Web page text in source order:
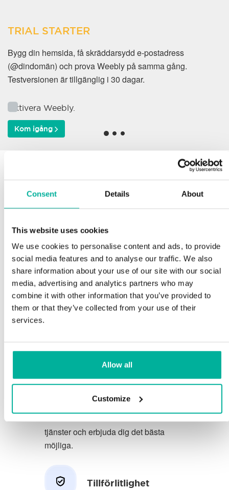
Consent Details About
This website uses cookies
We use cookies to personalise content and ads, to provide
social media features and to analyse our traffic. We also
share information about your use of our site with our social
media, advertising and analytics partners who may
combine it with other information that you’ve provided to
them or that they’ve collected from your use of their
services.
Allow all
Customize
TRIAL STARTER
Bygg din hemsida, få skräddarsydd e-postadress
(@dindomän) och prova Weebly på samma gång.
Testversionen är tillgänglig i 30 dagar.
Aktivera Weebly.
Kom igång
Varför väljer våra kunder
oss?
Support
Du förtjänar att ha de allra bästa
förutsättningarna för din verksamhet.
Vi har en trevlig och kunnig
tjänster.
Vi strävar efter att överträfa dina
förstklassig service. Vi lär oss av din
feedback så att vi kan förbättra våra
tjänster och erbjuda dig det bästa
möjliga.
Tillförlitlighet